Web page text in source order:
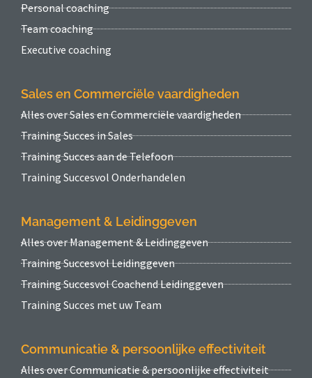
Personal coaching
Team coaching
Executive coaching
Sales en Commerciële vaardigheden
Alles over Sales en Commerciële vaardigheden
Training Succes in Sales
Training Succes aan de Telefoon
Training Succesvol Onderhandelen
Management & Leidinggeven
Alles over Management & Leidinggeven
Training Succesvol Leidinggeven
Training Succesvol Coachend Leidinggeven
Training Succes met uw Team
Communicatie & persoonlijke effectiviteit
Alles over Communicatie & persoonlijke effectiviteit